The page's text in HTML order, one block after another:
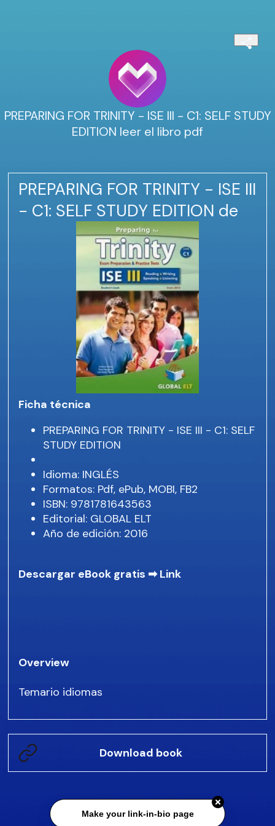
PREPARING FOR TRINITY - ISE III - C1: SELF STUDY
EDITION leer el libro pdf
PREPARING FOR TRINITY - ISE III
- C1: SELF STUDY EDITION de
Ficha técnica
PREPARING FOR TRINITY - ISE III - C1: SELF
STUDY EDITION
Idioma: INGLÉS
Formatos: Pdf, ePub, MOBI, FB2
ISBN: 9781781643563
Editorial: GLOBAL ELT
Año de edición: 2016
Descargar eBook gratis ➡Link
Overview
Temario idiomas
Download book
Make your link-in-bio page